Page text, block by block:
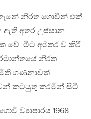
නිරත ගොවීන් එක්
ඇති අතර උස්සාන
වේ. මීට අමතර ව කිරි
නිරත
ගණනාවක්
කටයුතු කරමින් සිටී.
ව්‍යාපාරය 1968